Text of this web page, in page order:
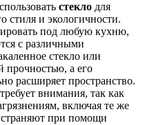
стекло для
стиля и экологичности.
под любую кухню,
с различными
стекло или
прочностью, а его
расширяет пространство.
внимания, так как
включая те же
при помощи